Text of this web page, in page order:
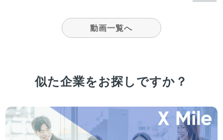
動画一覧へ
似た企業をお探しですか？